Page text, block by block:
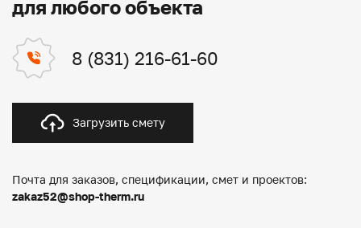
для любого объекта
8 (831) 216-61-60
Загрузить смету
Почта для заказов, спецификации, смет и проектов:
zakaz52@shop-therm.ru